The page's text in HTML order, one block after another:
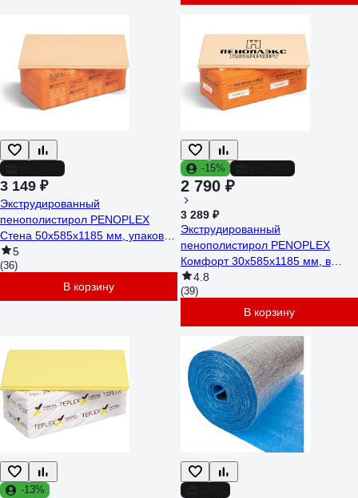
3 149 ₽
Экструдированный
пенополистирол PENOPLEX
Стена 50x585x1185 мм, упаковка
7 шт. TU0-0002157
5
(36)
В корзину
-15%
2 790 ₽
3 289 ₽
Экструдированный
пенополистирол PENOPLEX
Комфорт 30x585x1185 мм, в
упаковке 13 шт. TU0-0002502
4.8
(39)
В корзину
-13%